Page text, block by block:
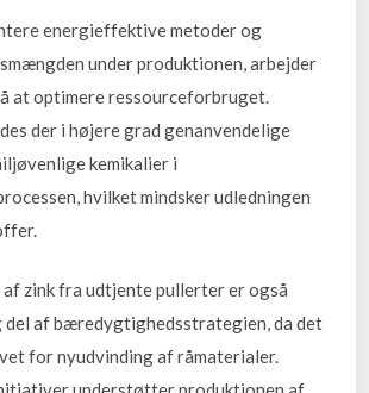
energieffektive metoder og
under produktionen, arbejder
at optimere ressourceforbruget.
der i højere grad genanvendelige
kemikalier i
hvilket mindsker udledningen
af zink fra udtjente pullerter er også
af bæredygtighedsstrategien, da det
for nyudvinding af råmaterialer.